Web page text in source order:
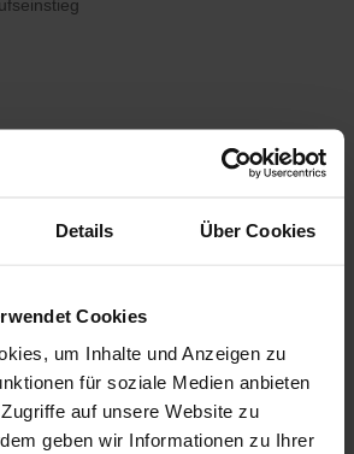
Details Über Cookies
Cookies
um Inhalte und Anzeigen zu
für soziale Medien anbieten
auf unsere Website zu
geben wir Informationen zu Ihrer
Bewerberhotline
/ 7008822